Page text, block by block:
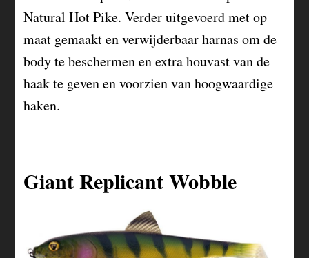
Natural Hot Pike. Verder uitgevoerd met op
maat gemaakt en verwijderbaar harnas om de
body te beschermen en extra houvast van de
haak te geven en voorzien van hoogwaardige
haken.
Giant Replicant Wobble